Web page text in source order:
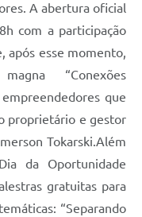
A abertura oficial
com a participação
após esse momento,
“Conexões
que
proprietário e gestor
Tokarski.Além
da Oportunidade
gratuitas para
“Separando